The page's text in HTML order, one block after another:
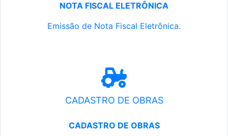
NOTA FISCAL ELETRÔNICA
Emissão de Nota Fiscal Eletrônica.
CADASTRO DE OBRAS
CADASTRO DE OBRAS